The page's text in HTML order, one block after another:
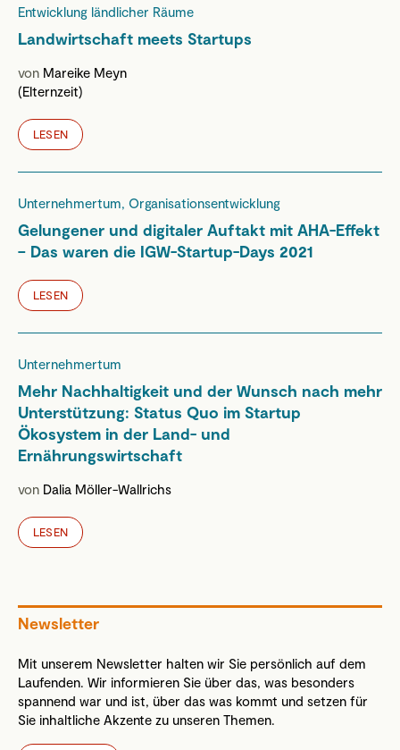
Entwicklung ländlicher Räume
Landwirtschaft meets Startups
von Mareike Meyn
(Elternzeit)
LESEN
Unternehmertum, Organisationsentwicklung
Gelungener und digitaler Auftakt mit AHA-Effekt
– Das waren die IGW-Startup-Days 2021
LESEN
Unternehmertum
Mehr Nachhaltigkeit und der Wunsch nach mehr
Unterstützung: Status Quo im Startup
Ökosystem in der Land- und
Ernährungswirtschaft
von Dalia Möller-Wallrichs
LESEN
Newsletter
Mit unserem Newsletter halten wir Sie persönlich auf dem
Laufenden. Wir informieren Sie über das, was besonders
spannend war und ist, über das was kommt und setzen für
Sie inhaltliche Akzente zu unseren Themen.